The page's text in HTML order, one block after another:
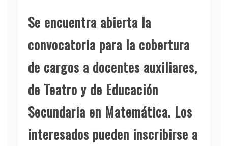
Se encuentra abierta la
convocatoria para la cobertura
de cargos a docentes auxiliares,
de Teatro y de Educación
Secundaria en Matemática. Los
interesados pueden inscribirse a